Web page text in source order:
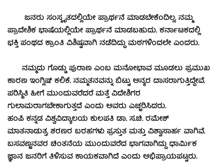
ಜನರು ಸಂಸ್ಕೃತದಲ್ಲಿಯೇ ಪ್ರಾರ್ಥನೆ ಮಾಡಬೇಕೆಂದಿಲ್ಲ. ನಮ್ಮ
ಪ್ರಾದೇಶಿಕ ಭಾಷೆಯಲ್ಲಿಯೇ ಪ್ರಾರ್ಥನೆ ಮಾಡಬಹುದು. ಕರ್ನಾಟಕದಲ್ಲಿ
ಭಕ್ತಿ ಪಂಥದ ಕ್ರಾಂತಿ ವಿಶಿಷ್ಟವಾಗಿ ನಡೆದಿದ್ದು ಮಠಗಳಿಂದಲೇ ಎಂದರು.
ನಮ್ಮದು ಗೊಡ್ಡು ಪುರಾಣ ಎಂಬ ಮನೋಭಾವ ಮೂಡಲು ಪ್ರಮುಖ
ಕಾರಣ ಇಂಗ್ಲಿಷ್ ಕಲಿಕೆ. ನಮ್ಮತನವನ್ನು ಬಿಟ್ಟು ಅನ್ಯರ ದಾಸರಾಗುತ್ತಿದ್ದೇವೆ.
ಪರಿಸ್ಥಿತಿ ಹೀಗೆ ಮುಂದುವರೆದರೆ ಮತ್ತೆ ವಿದೇಶಿಗರ
ಗುಲಾಮರಾಗಬೇಕಾಗುತ್ತದೆ ಎಂದು ಅವರು ಎಚ್ಚರಿಸಿದರು.
ಹಂಪಿ ಕನ್ನಡ ವಿಶ್ವವಿದ್ಯಾಲಯ ಕುಲಪತಿ ಡಾ. ಸ.ಚಿ. ರಮೇಶ್
ಮಾತನಾಡುತ್ತ, ಶರಣರ ಬರಹಗಳು ಪ್ರಸ್ತುತ ಮತ್ತು ವಿಶ್ವಾಸಾರ್ಹ ವಾಗಿವೆ.
ಬಸವಣ್ಣನವರ ಚಿಂತನೆಯ ಮುಂದುವರೆದ ಭಾಗವಾಗಿದ್ದು ಧಾರ್ಮಿಕ
ಜ್ಞಾನ ಜನರಿಗೆ ತಿಳಿಸುವ ಕಾಯಕವಾಗಿದೆ ಎಂದು ಅಭಿಪ್ರಾಯಪಟ್ಟರು.